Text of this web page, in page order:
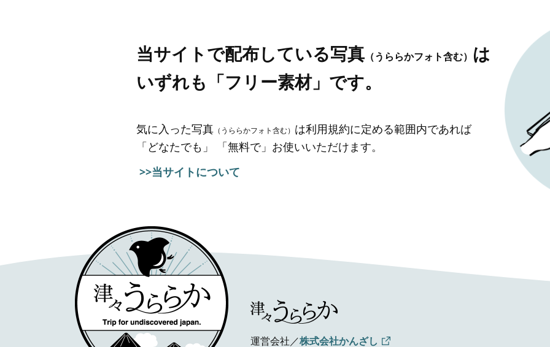
当サイトで配布している写真 （うららかフォト含む） は
いずれも「フリー素材」です。
気に入った写真 （うららかフォト含む） は利用規約に定める範囲内であれば
「どなたでも」 「無料で」お使いいただけます。
>>当サイトについて
運営会社／株式会社かんざし